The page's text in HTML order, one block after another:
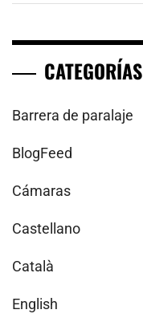
CATEGORÍAS
Barrera de paralaje
BlogFeed
Cámaras
Castellano
Català
English